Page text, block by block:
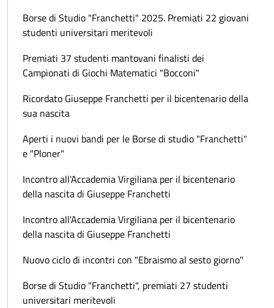
Borse di Studio "Franchetti" 2025. Premiati 22 giovani
studenti universitari meritevoli
Premiati 37 studenti mantovani finalisti dei
Campionati di Giochi Matematici "Bocconi"
Ricordato Giuseppe Franchetti per il bicentenario della
sua nascita
Aperti i nuovi bandi per le Borse di studio "Franchetti"
e "Ploner"
Incontro all'Accademia Virgiliana per il bicentenario
della nascita di Giuseppe Franchetti
Incontro all'Accademia Virgiliana per il bicentenario
della nascita di Giuseppe Franchetti
Nuovo ciclo di incontri con "Ebraismo al sesto giorno"
Borse di Studio "Franchetti", premiati 27 studenti
universitari meritevoli